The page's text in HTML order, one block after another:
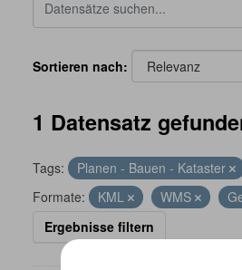
Sortieren nach
1 Datensatz
Tags: Planen - Bauen - Kataster
Formate:
KML WMS
Ergebnisse filtern